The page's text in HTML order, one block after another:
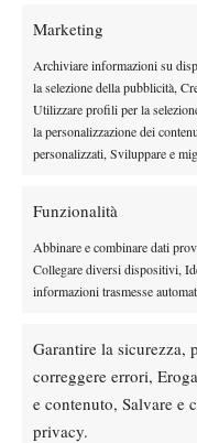
Marketing
Archiviare informazioni su
la selezione della pubblicità,
Utilizzare profili per la
la personalizzazione dei
personalizzati, Sviluppare e
Funzionalità
Abbinare e combinare dati
Collegare diversi dispositivi,
informazioni trasmesse
Garantire la sicurezza,
correggere errori,
e contenuto, Salvare e
privacy.
dei
News
News
News
Marco